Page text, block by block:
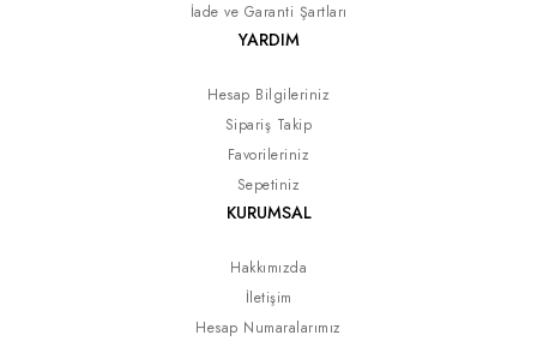
İade ve Garanti Şartları
YARDIM
Hesap Bilgileriniz
Sipariş Takip
Favorileriniz
Sepetiniz
KURUMSAL
Hakkımızda
İletişim
Hesap Numaralarımız